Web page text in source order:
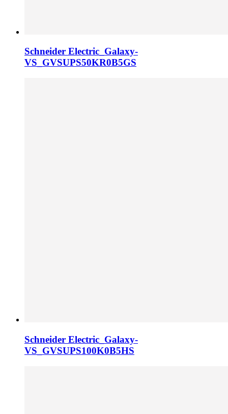
Schneider Electric_Galaxy-
VS_GVSUPS50KR0B5GS
Schneider Electric_Galaxy-
VS_GVSUPS100K0B5HS